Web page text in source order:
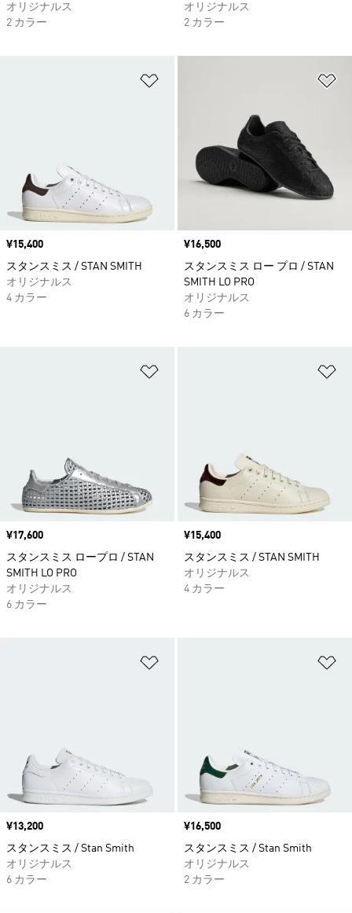
オリジナルス
2 カラー
オリジナルス
2 カラー
価格
¥15,400
スタンスミス / STAN SMITH
オリジナルス
4 カラー
価格
¥16,500
スタンスミス ロー プロ / STAN
SMITH LO PRO
オリジナルス
6 カラー
価格
¥17,600
スタンスミス ロープロ / STAN
SMITH LO PRO
オリジナルス
6 カラー
価格
¥15,400
スタンスミス / STAN SMITH
オリジナルス
4 カラー
価格
¥13,200
スタンスミス / Stan Smith
オリジナルス
6 カラー
価格
¥16,500
スタンスミス / Stan Smith
オリジナルス
2 カラー